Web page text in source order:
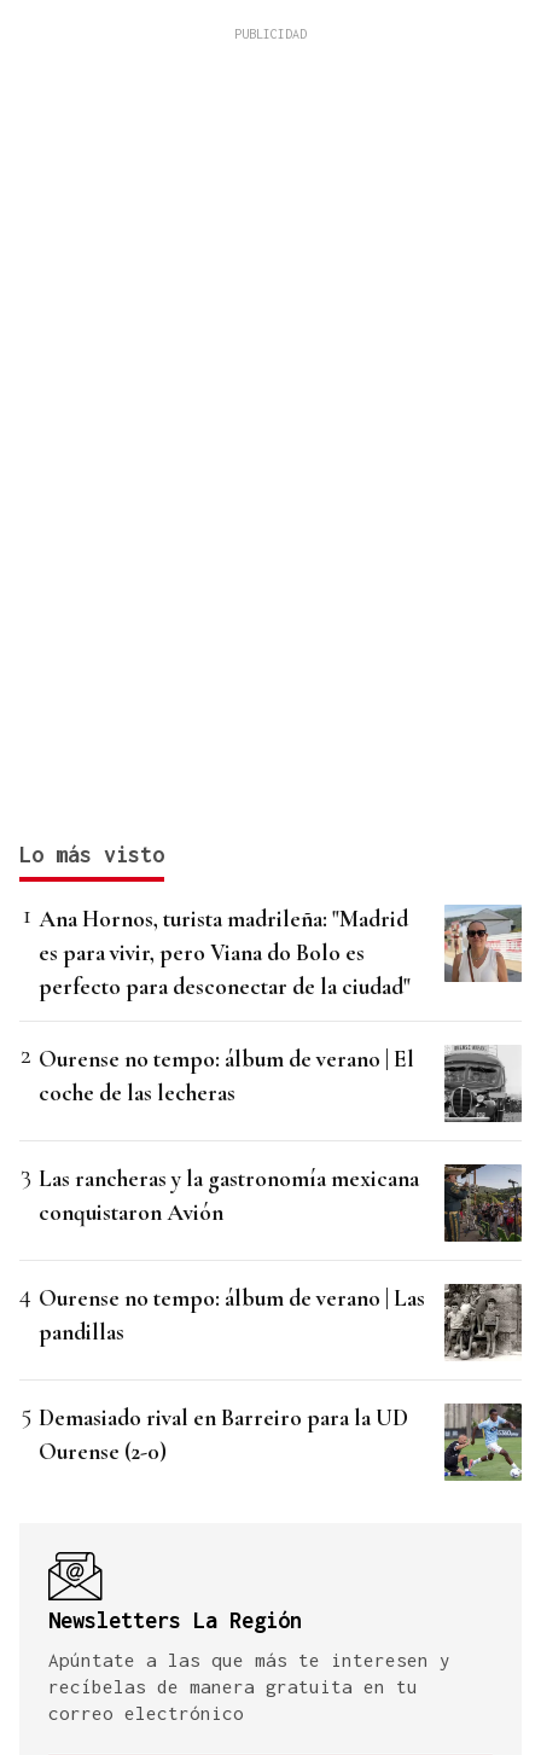
Lo más visto
Ana Hornos, turista madrileña: "Madrid
es para vivir, pero Viana do Bolo es
perfecto para desconectar de la ciudad"
Ourense no tempo: álbum de verano | El
coche de las lecheras
Las rancheras y la gastronomía mexicana
conquistaron Avión
Ourense no tempo: álbum de verano | Las
pandillas
Demasiado rival en Barreiro para la UD
Ourense (2-0)
Newsletters La Región
Apúntate a las que más te interesen y
recíbelas de manera gratuita en tu
correo electrónico